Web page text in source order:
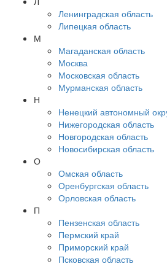
Ленинградская область
Липецкая область
М
Магаданская область
Москва
Московская область
Мурманская область
Н
Ненецкий автономный
Нижегородская область
Новгородская область
Новосибирская область
О
Омская область
Оренбургская область
Орловская область
П
Пензенская область
Пермский край
Приморский край
Псковская область